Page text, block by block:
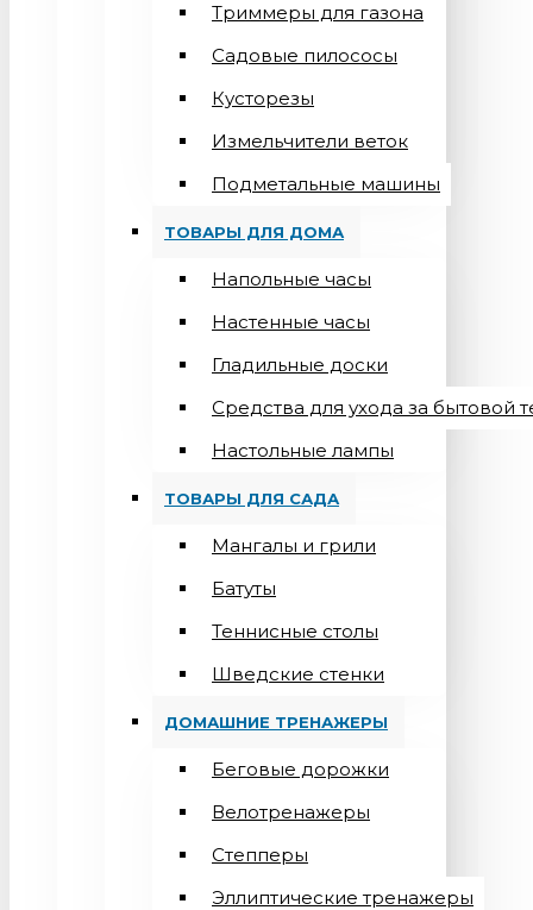
Триммеры для газона
Садовые пилососы
Кусторезы
Измельчители веток
Подметальные машины
ТОВАРЫ ДЛЯ ДОМА
Напольные часы
Настенные часы
Гладильные доски
Средства для ухода за бытовой
Настольные лампы
ТОВАРЫ ДЛЯ САДА
Мангалы и грили
Батуты
Теннисные столы
Шведские стенки
ДОМАШНИЕ ТРЕНАЖЕРЫ
Беговые дорожки
Велотренажеры
Степперы
Эллиптические тренажеры